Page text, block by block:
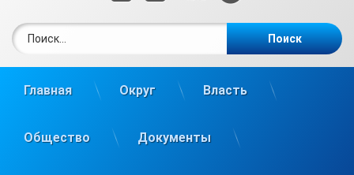
Главная Округ Власть
Общество Документы